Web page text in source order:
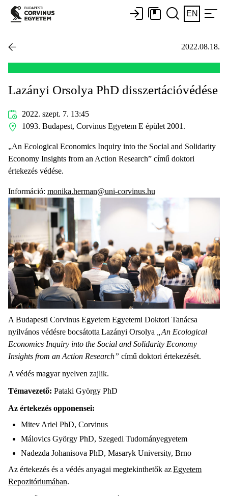
EN
2022.08.18.
Lazányi Orsolya PhD disszertációvédése
2022. szept. 7. 13:45
1093. Budapest, Corvinus Egyetem E épület 2001.
„An Ecological Economics Inquiry into the Social and Solidarity
Economy Insights from an Action Research” című doktori
értekezés védése.
Információ: monika.herman@uni-corvinus.hu
A Budapesti Corvinus Egyetem Egyetemi Doktori Tanácsa
nyilvános védésre bocsátotta Lazányi Orsolya
„An Ecological
Economics Inquiry into the Social and Solidarity Economy
Insights from an Action Research” című doktori értekezését.
A védés magyar nyelven zajlik.
Témavezető: Pataki György PhD
Az értekezés opponensei:
Mitev Ariel PhD, Corvinus
Málovics György PhD, Szegedi Tudományegyetem
Nadezda Johanisova PhD, Masaryk University, Brno
Az értekezés és a védés anyagai megtekinthetők azEgyetem
Repozitóriumában.